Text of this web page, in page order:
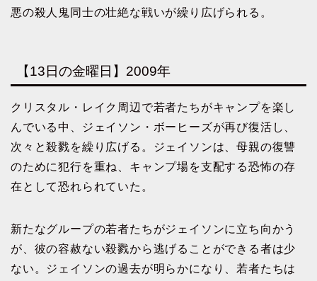
悪の殺人鬼同士の壮絶な戦いが繰り広げられる。
【13日の金曜日】2009年
クリスタル・レイク周辺で若者たちがキャンプを楽し
んでいる中、ジェイソン・ボーヒーズが再び復活し、
次々と殺戮を繰り広げる。ジェイソンは、母親の復讐
のために犯行を重ね、キャンプ場を支配する恐怖の存
在として恐れられていた。
新たなグループの若者たちがジェイソンに立ち向かう
が、彼の容赦ない殺戮から逃げることができる者は少
ない。ジェイソンの過去が明らかになり、若者たちは